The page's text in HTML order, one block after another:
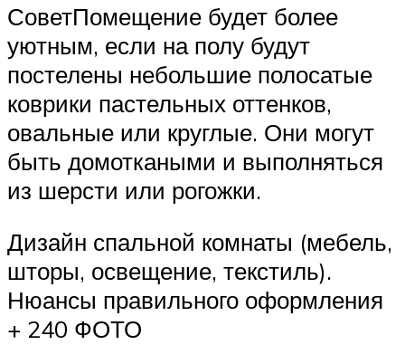
СоветПомещение будет более
уютным, если на полу будут
постелены небольшие полосатые
коврики пастельных оттенков,
овальные или круглые. Они могут
быть домоткаными и выполняться
из шерсти или рогожки.
Дизайн спальной комнаты (мебель,
шторы, освещение, текстиль).
Нюансы правильного оформления
+ 240 ФОТО